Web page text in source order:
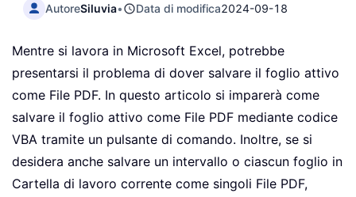
AutoreSiluvia• Data di modifica2024-09-18
Mentre si lavora in Microsoft Excel, potrebbe
presentarsi il problema di dover salvare il foglio attivo
come File PDF. In questo articolo si imparerà come
salvare il foglio attivo come File PDF mediante codice
VBA tramite un pulsante di comando. Inoltre, se si
desidera anche salvare un intervallo o ciascun foglio in
Cartella di lavoro corrente come singoli File PDF,